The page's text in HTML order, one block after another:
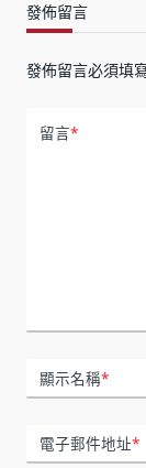
發佈留言
發佈留言必須填
留言*
顯示名稱*
電子郵件地址*